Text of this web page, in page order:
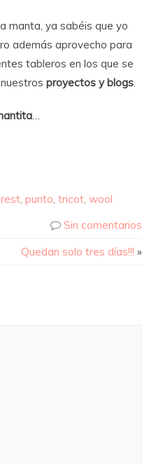
manta, ya sabéis que yo
además aprovecho para
tableros en los que se
proyectos y blogs
punto tricot wool
Sin comentarios
Quedan solo tres días!!! »